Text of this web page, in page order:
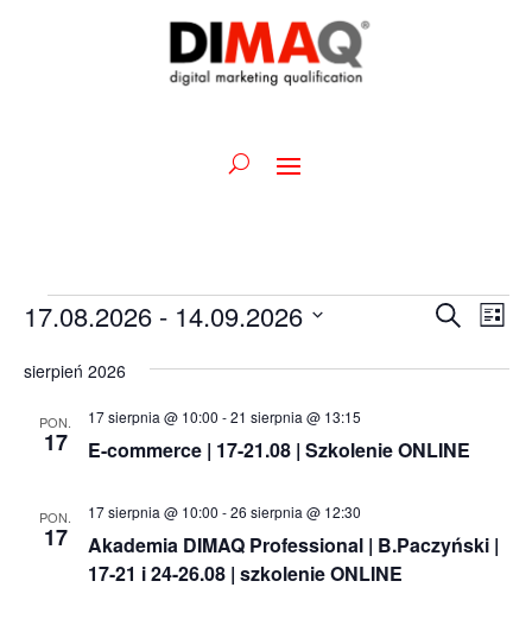
Wydarzenia
po
i
SzukajLista
17.08.2026 - 14.09.2026
datę.
sierpień 2026
PON.
17 E-commerce | 17-21.08 | Szkolenie ONLINE
17 sierpnia @ 10:00 -21 sierpnia @ 13:15
PON.
17
Akademia DIMAQ Professional | B.Paczyński |
17-21 i 24-26.08 | szkolenie ONLINE
17 sierpnia @ 10:00 -26 sierpnia @ 12:30